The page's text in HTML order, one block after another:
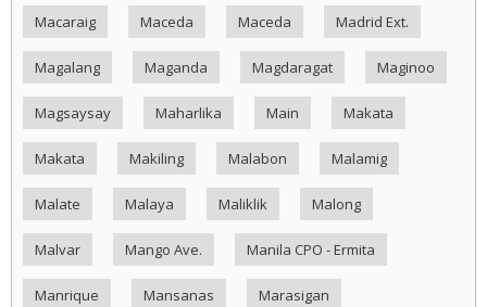
Macaraig Maceda Maceda Madrid Ext.
Magalang Maganda Magdaragat Maginoo
Magsaysay Maharlika Main Makata
Makata Makiling Malabon Malamig
Malate Malaya Maliklik Malong
Malvar Mango Ave. Manila CPO - Ermita
Manrique Mansanas Marasigan